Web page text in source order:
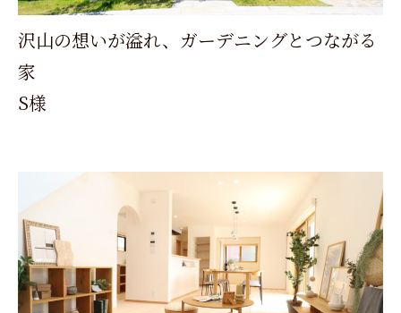
沢山の想いが溢れ、ガーデニングとつながる
家
S様